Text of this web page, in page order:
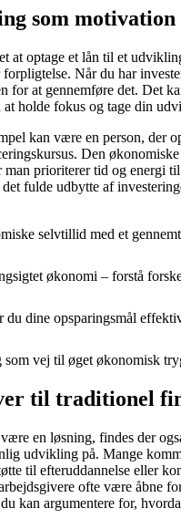
som
at optage et lån til et
Når du har
for at gennemføre det. Det
holde fokus og tage din
kan være en person, der
Den
man prioriterer tid og energi
fulde udbytte af
selvtillid med et
økonomi – forstå
du dine opsparingsmål
vej til øget økonomisk
til traditionel
en løsning, findes der
udvikling på. Mange
til efteruddannelse eller
ofte være åbne
kan argumentere for,